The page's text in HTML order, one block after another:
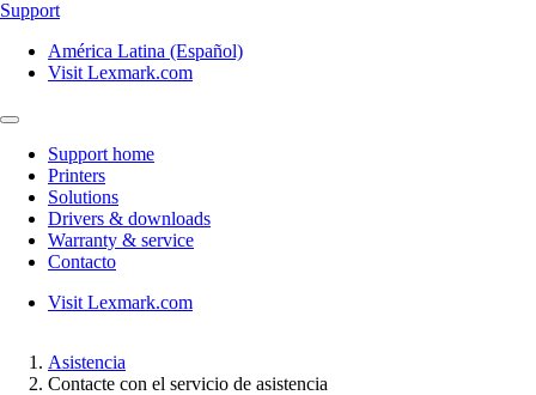
Support
América Latina (Español)
Visit Lexmark.com
Support home
Printers
Solutions
Drivers & downloads
Warranty & service
Contacto
Visit Lexmark.com
Asistencia
Contacte con el servicio de asistencia